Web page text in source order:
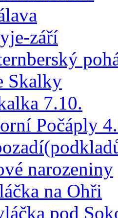
září
Skalky
7.10.
Počáply
narozeniny
na Ohři
pod